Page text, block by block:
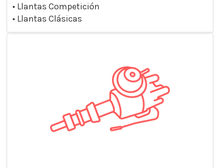
• Llantas Competición
• Llantas Clásicas